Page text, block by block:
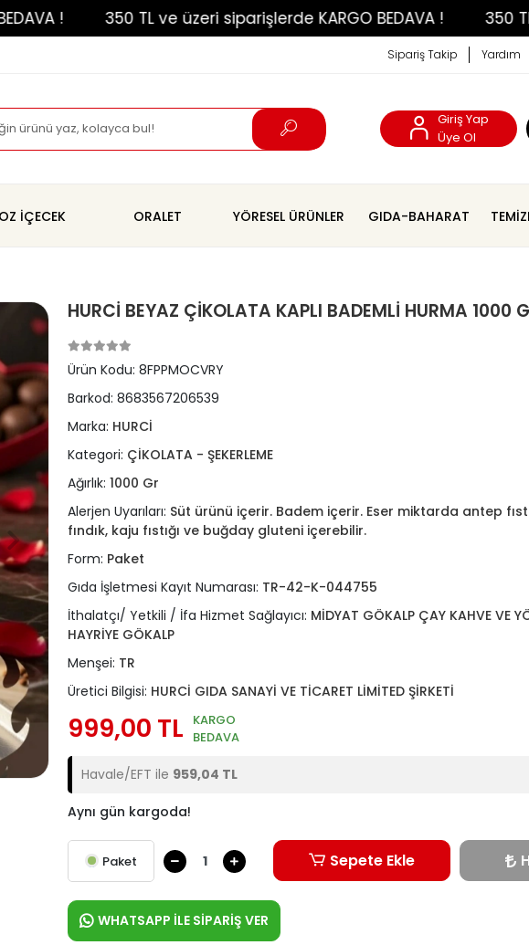
! 350 TL ve üzeri siparişlerde KARGO BEDAVA ! 350 TL ve
Sipariş Takip Yardım
Giriş Yap
Üye Ol
İÇECEK ORALET YÖRESEL ÜRÜNLER GIDA-BAHARAT
HURCİ BEYAZ ÇİKOLATA KAPLI BADEMLİ HURMA 1000
Ürün Kodu:8FPPMOCVRY
Barkod:8683567206539
Marka: HURCİ
Kategori: ÇİKOLATA - ŞEKERLEME
Ağırlık:1000 Gr
Alerjen Uyarıları: Süt ürünü içerir. Badem içerir. Eser miktarda antep
fındık, kaju fıstığı ve buğday gluteni içerebilir.
Form: Paket
Gıda İşletmesi Kayıt Numarası: TR-42-K-044755
İthalatçı/ Yetkili / İfa Hizmet Sağlayıcı: MİDYAT GÖKALP ÇAY KAHVE VE
HAYRİYE GÖKALP
Menşei: TR
Üretici Bilgisi: HURCİ GIDA SANAYİ VE TİCARET LİMİTED ŞİRKETİ
999,00 TL
KARGO
BEDAVA
Havale/EFT ile 959,04 TL
Aynı gün kargoda!
Paket Sepete Ekle
WHATSAPP İLE SİPARİŞ VER